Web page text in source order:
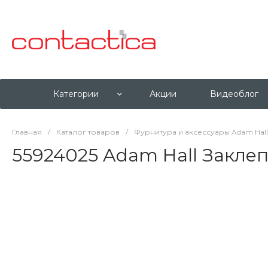
Категории Акции Видеоблог
Главная / Каталог товаров / Фурнитура и аксессуары Adam Hall
55924025 Adam Hall